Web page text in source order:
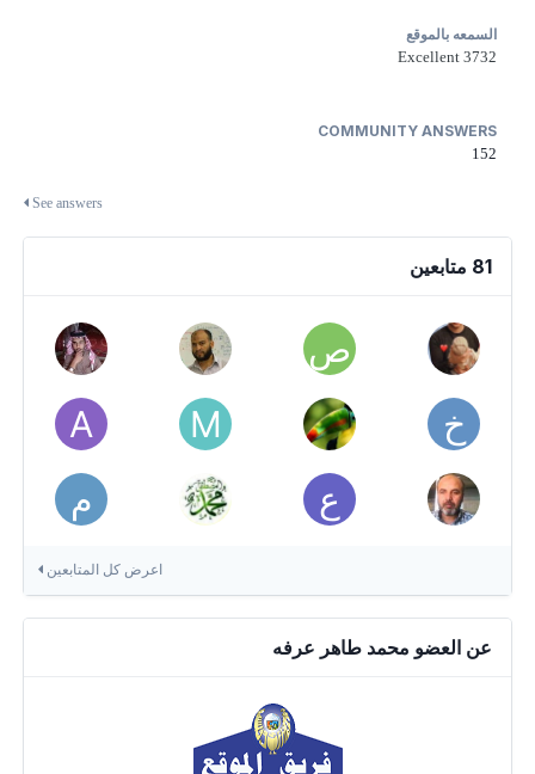
السمعه بالموقع
3732
Excellent
COMMUNITY ANSWERS
152
See answers
81 متابعين
اعرض كل المتابعين
عن العضو محمد طاهر عرفه